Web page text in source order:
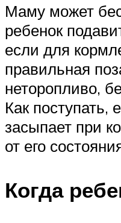
Маму может
ребенок
если для
правильная
неторопливо,
Как поступать,
засыпает при
от его
Когда